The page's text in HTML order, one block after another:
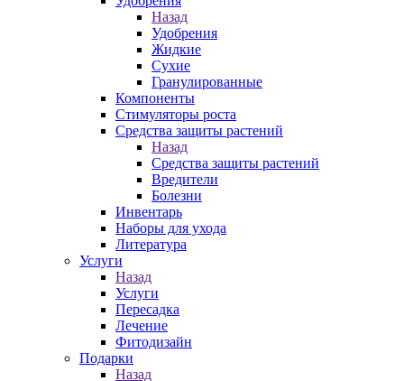
Назад
Удобрения
Жидкие
Сухие
Гранулированные
Компоненты
Стимуляторы роста
Средства защиты растений
Назад
Средства защиты растений
Вредители
Болезни
Инвентарь
Наборы для ухода
Литература
Услуги
Назад
Услуги
Пересадка
Лечение
Фитодизайн
Подарки
Назад